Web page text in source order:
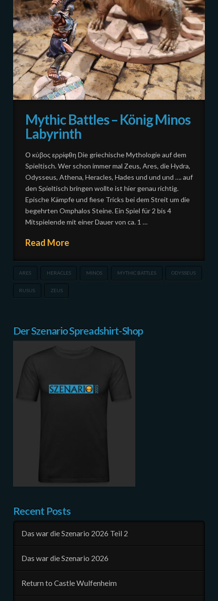
Mythic Battles – König Minos
Labyrinth
Ο κύβος ερρίφθη Die griechische Mythologie auf dem
Spieltisch. Wer schon immer mal Zeus, Ares, die Hydra,
Odysseus, Athena, Heracles, Hades und und und …. auf
den Spieltisch bringen wollte ist hier genau richtig.
Epische Kämpfe und fiese Tricks bei dem Streit um die
begehrten Omphalos Steine. Ein Spiel für 2 bis 4
Mitspielende mit einer Dauer von ca. 1 …
Read More
ARES HERACLES MINOS MYTHIC BATTLES ODYSSEUS
RUSUS ZEUS
Der Szenario Spreadshirt-Shop
Recent Posts
Das war die Szenario 2026 Teil 2
Das war die Szenario 2026
Return to Castle Wulfenheim